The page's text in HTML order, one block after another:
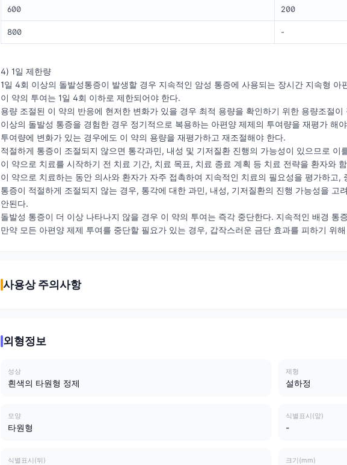
600 200
800 -
4) 1일 제한량
1일 4회 이상의 돌발성통증이 발생할 경우 지속적인 암성 통증에 사용되는 장시간 지속형
이 약의 투여는 1일 4회 이하로 제한되어야 한다.
용량 조절된 이 약의 반응에 현저한 변화가 있을 경우 최적 용량을 확인하기 위한 용량조절
이상의 돌발성 통증을 경험한 경우 정기적으로 복용하는 아편양 제제의 투여량을 재평가 해
투여량에 변화가 있는 경우에도 이 약의 용량을 재평가하고 재조절해야 한다.
적절하게 통증이 조절되지 않으면 통각과민, 내성 및 기저질환 진행의 가능성이 있으므로 이
이 약으로 치료를 시작하기 전 치료 기간, 치료 목표, 치료 종료 계획 등 치료 전략을 환자와
이 약으로 치료하는 동안 의사와 환자가 자주 접촉하여 지속적인 치료의 필요성을 평가하고
통증이 적절하게 조절되지 않는 경우, 통각에 대한 과민, 내성, 기저질환의 진행 가능성을 고
안된다.
돌발성 통증이 더 이상 나타나지 않을 경우 이 약의 투여는 즉각 중단한다. 지속적인 배경 통
만약 모든 아편양 제제 투여를 중단할 필요가 있는 경우, 갑작스러운 금단 효과를 피하기 위
사용상 주의사항
외형정보
성상
흰색의 타원형 정제
제형
설하정
모양
타원형
식별표시(앞)
-
식별표시(뒤) 크기(mm)